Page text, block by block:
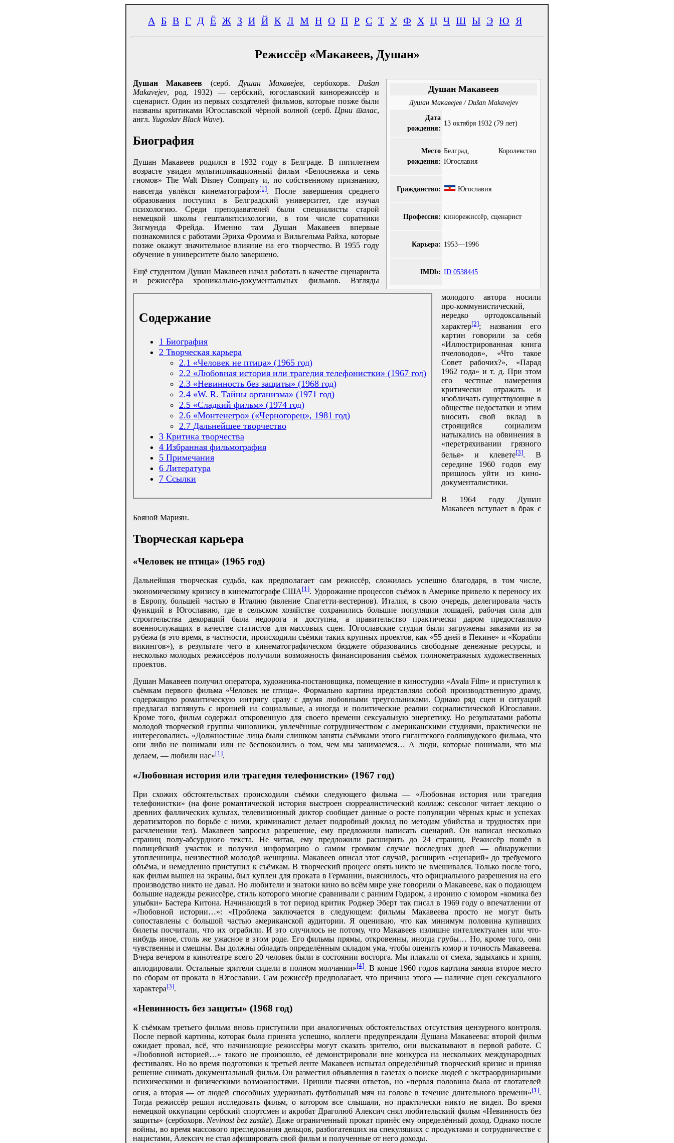
А Б В Г Д Ё Ж З И Й К Л М Н О П Р С Т У Ф Х Ц Ч Ш Ы Э Ю Я
Режиссёр «Макавеев, Душан»
Душан Макавеев
Душан Макавејев / Dušan Makavejev
Дата
рождения:
13 октября 1932 (79 лет)
Место
рождения:
Белград, Королевство
Югославия
Гражданство: Югославия
Профессия: кинорежиссёр, сценарист
Карьера: 1953—1996
IMDb: ID 0538445
Душан Макавеев (серб. Душан Макавејев, сербохорв. Dušan
Makavejev, род. 1932) — сербский, югославский кинорежиссёр и
сценарист. Один из первых создателей фильмов, которые позже были
названы критиками Югославской чёрной волной (серб. Црни талас,
англ. Yugoslav Black Wave).
Содержание
1 Биография
2 Творческая карьера
2.1 «Человек не птица» (1965 год)
2.2 «Любовная история или трагедия телефонистки» (1967 год)
2.3 «Невинность без защиты» (1968 год)
2.4 «W. R. Тайны организма» (1971 год)
2.5 «Сладкий фильм» (1974 год)
2.6 «Монтенегро» («Черногорец», 1981 год)
2.7 Дальнейшее творчество
3 Критика творчества
4 Избранная фильмография
5 Примечания
6 Литература
7 Ссылки
Биография
Душан Макавеев родился в 1932 году в Белграде. В пятилетнем
возрасте увидел мультипликационный фильм «Белоснежка и семь
гномов» The Walt Disney Company и, по собственному признанию,
навсегда увлёкся кинематографом[1]. После завершения среднего
образования поступил в Белградский университет, где изучал
психологию. Среди преподавателей были специалисты старой
немецкой школы гештальтпсихологии, в том числе соратники
Зигмунда Фрейда. Именно там Душан Макавеев впервые
познакомился с работами Эриха Фромма и Вильгельма Райха, которые
позже окажут значительное влияние на его творчество. В 1955 году
обучение в университете было завершено.
Ещё студентом Душан Макавеев начал работать в качестве сценариста
и режиссёра хроникально-документальных фильмов. Взгляды
молодого автора носили
про-коммунистический,
нередко ортодоксальный
характер[2]; названия его
картин говорили за себя
«Иллюстрированная книга
пчеловодов», «Что такое
Совет рабочих?», «Парад
1962 года» и т. д. При этом
его честные намерения
критически отражать и
изобличать существующие в
обществе недостатки и этим
вносить свой вклад в
строящийся социализм
натыкались на обвинения в
«перетряхивании грязного
белья» и клевете[3]. В
середине 1960 годов ему
пришлось уйти из кино-
документалистики.
В 1964 году Душан
Макавеев вступает в брак с
Бояной Мариян.
Творческая карьера
«Человек не птица» (1965 год)
Дальнейшая творческая судьба, как предполагает сам режиссёр, сложилась успешно благодаря, в том числе,
экономическому кризису в кинематографе США[1]. Удорожание процессов съёмок в Америке привело к переносу их
в Европу, большей частью в Италию (явление Спагетти-вестернов). Италия, в свою очередь, делегировала часть
функций в Югославию, где в сельском хозяйстве сохранились большие популяции лошадей, рабочая сила для
строительства декораций была недорога и доступна, а правительство практически даром предоставляло
военнослужащих в качестве статистов для массовых сцен. Югославские студии были загружены заказами из за
рубежа (в это время, в частности, происходили съёмки таких крупных проектов, как «55 дней в Пекине» и «Корабли
викингов»), в результате чего в кинематографическом бюджете образовались свободные денежные ресурсы, и
несколько молодых режиссёров получили возможность финансирования съёмок полнометражных художественных
проектов.
Душан Макавеев получил оператора, художника-постановщика, помещение в киностудии «Avala Film» и приступил к
съёмкам первого фильма «Человек не птица». Формально картина представляла собой производственную драму,
содержащую романтическую интригу сразу с двумя любовными треугольниками. Однако ряд сцен и ситуаций
предлагал взглянуть с иронией на социальные, а иногда и политические реалии социалистической Югославии.
Кроме того, фильм содержал откровенную для своего времени сексуальную энергетику. Но результатами работы
молодой творческой группы чиновники, увлечённые сотрудничеством с американскими студиями, практически не
интересовались. «Должностные лица были слишком заняты съёмками этого гигантского голливудского фильма, что
они либо не понимали или не беспокоились о том, чем мы занимаемся… А люди, которые понимали, что мы
делаем, — любили нас»[1].
«Любовная история или трагедия телефонистки» (1967 год)
При схожих обстоятельствах происходили съёмки следующего фильма — «Любовная история или трагедия
телефонистки» (на фоне романтической история выстроен сюрреалистический коллаж: сексолог читает лекцию о
древних фаллических культах, телевизионный диктор сообщает данные о росте популяции чёрных крыс и успехах
дератизаторов по борьбе с ними, криминалист делает подробный доклад по методам убийства и трудностях при
расчленении тел). Макавеев запросил разрешение, ему предложили написать сценарий. Он написал несколько
страниц полу-абсурдного текста. Не читая, ему предложили расширить до 24 страниц. Режиссёр пошёл в
полицейский участок и получил информацию о самом громком случае последних дней — обнаружении
утопленницы, неизвестной молодой женщины. Макавеев описал этот случай, расширив «сценарий» до требуемого
объёма, и немедленно приступил к съёмкам. В творческий процесс опять никто не вмешивался. Только после того,
как фильм вышел на экраны, был куплен для проката в Германии, выяснилось, что официального разрешения на его
производство никто не давал. Но любители и знатоки кино во всём мире уже говорили о Макавееве, как о подающем
большие надежды режиссёре, стиль которого многие сравнивали с ранним Годаром, а иронию с юмором «комика без
улыбки» Бастера Китона. Начинающий в тот период критик Роджер Эберт так писал в 1969 году о впечатлении от
«Любовной истории…»: «Проблема заключается в следующем: фильмы Макавеева просто не могут быть
сопоставлены с большой частью американской аудитории. Я оцениваю, что как минимум половина купивших
билеты посчитали, что их ограбили. И это случилось не потому, что Макавеев излишне интеллектуален или что-
нибудь иное, столь же ужасное в этом роде. Его фильмы прямы, откровенны, иногда грубы… Но, кроме того, они
чувственны и смешны. Вы должны обладать определённым складом ума, чтобы оценить юмор и точность Макавеева.
Вчера вечером в кинотеатре всего 20 человек были в состоянии восторга. Мы плакали от смеха, задыхаясь и хрипя,
аплодировали. Остальные зрители сидели в полном молчании»[4]. В конце 1960 годов картина заняла второе место
по сборам от проката в Югославии. Сам режиссёр предполагает, что причина этого — наличие сцен сексуального
характера[3].
«Невинность без защиты» (1968 год)
К съёмкам третьего фильма вновь приступили при аналогичных обстоятельствах отсутствия цензурного контроля.
После первой картины, которая была принята успешно, коллеги предупреждали Душана Макавеева: второй фильм
ожидает провал, всё, что начинающие режиссёры могут сказать зрителю, они высказывают в первой работе. C
«Любовной историей…» такого не произошло, её демонстрировали вне конкурса на нескольких международных
фестивалях. Но во время подготовки к третьей ленте Макавеев испытал определённый творческий кризис и принял
решение снимать документальный фильм. Он разместил объявления в газетах о поиске людей с экстраординарными
психическими и физическими возможностями. Пришли тысячи ответов, но «первая половина была от глотателей
огня, а вторая — от людей способных удерживать футбольный мяч на голове в течение длительного времени»[1].
Тогда режиссёр решил исследовать фильм, о котором все слышали, но практически никто не видел. Во время
немецкой оккупации сербский спортсмен и акробат Драголюб Алексич снял любительский фильм «Невинность без
защиты» (сербохорв. Nevinost bez zastite). Даже ограниченный прокат принёс ему определённый доход. Однако после
войны, во время массового преследования дельцов, разбогатевших на спекуляциях с продуктами и сотрудничестве с
нацистами, Алексич не стал афишировать свой фильм и полученные от него доходы.